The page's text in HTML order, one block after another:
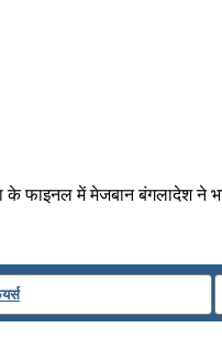
फाइनल में मेजबान बंगलादेश ने